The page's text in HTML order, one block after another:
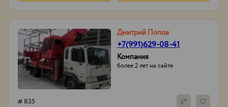
Дмитрий Попов
+7(991)629-08-41
Компания
более 2 лет на сайте
# 835